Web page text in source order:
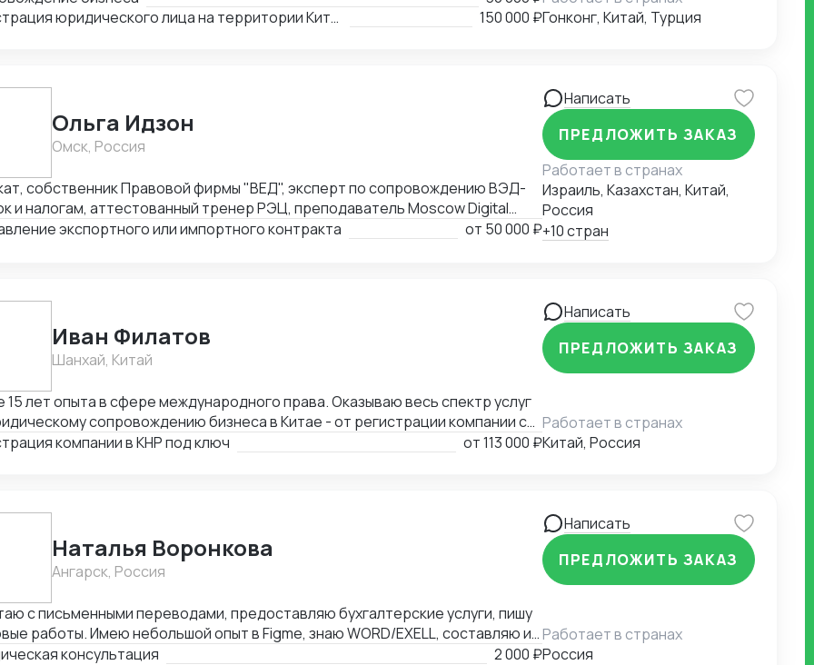
Регистрация юридического лица на территории Китая
150 000 ₽Гонконг, Китай, Турция
Ольга Идзон
Омск, Россия
собственник Правовой фирмы "ВЕД", эксперт по сопровождению ВЭД-
и налогам, аттестованный тренер РЭЦ, преподаватель Moscow Digital
Неоднократно признана одним из лучших юристов по ВЭД рейтингом
экспортного или импортного контракта от 50 000 ₽
Написать
ПРЕДЛОЖИТЬ ЗАКАЗ
Работает в странах
Израиль, Казахстан, Китай,
Россия
+10 стран
Иван Филатов
Шанхай, Китай
лет опыта в сфере международного права. Оказываю весь спектр услуг
сопровождению бизнеса в Китае - от регистрации компании с
граждан России и получения разрешения на работу, миграции бизнеса,
компании в КНР под ключ от113 000 ₽
Написать
ПРЕДЛОЖИТЬ ЗАКАЗ
Работает в странах
Китай, Россия
Наталья Воронкова
Ангарск, Россия
с письменными переводами, предоставляю бухгалтерские услуги, пишу
работы. Имею небольшой опыт в Figme, знаю WORD/EXELL, составляю и
таблицы. Рассматриваю подработку, рассмотрю Ваши варианты.
консультация 2 000 ₽
Написать
ПРЕДЛОЖИТЬ ЗАКАЗ
Работает в странах
Россия